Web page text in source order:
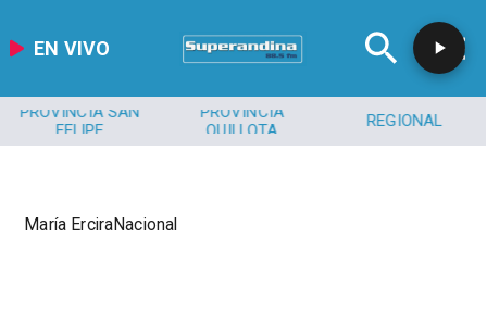
EN VIVO
PROVINCIA SAN
FELIPE
PROVINCIA
QUILLOTA
REGIONAL
María ErciraNacional